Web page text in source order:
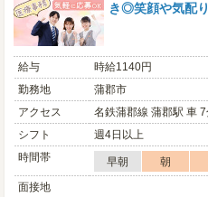
き◎笑顔や気配
給与
時給1140円
勤務地
蒲郡市
アクセス
名鉄蒲郡線 蒲郡駅 車
シフト
週4日以上
時間帯
早朝 朝
面接地